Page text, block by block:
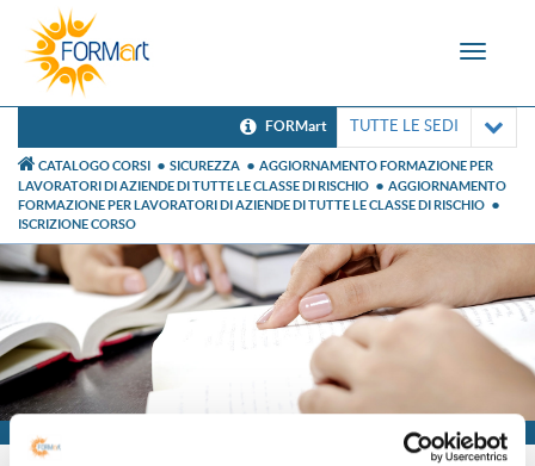
Toggle
FORMart TUTTE LE SEDI
CATALOGO CORSI SICUREZZA
AGGIORNAMENTO FORMAZIONE PER
LAVORATORI DI AZIENDE DI TUTTE LE CLASSE DI RISCHIO
AGGIORNAMENTO
FORMAZIONE PER LAVORATORI DI AZIENDE DI TUTTE LE CLASSE DI RISCHIO
ISCRIZIONE CORSO